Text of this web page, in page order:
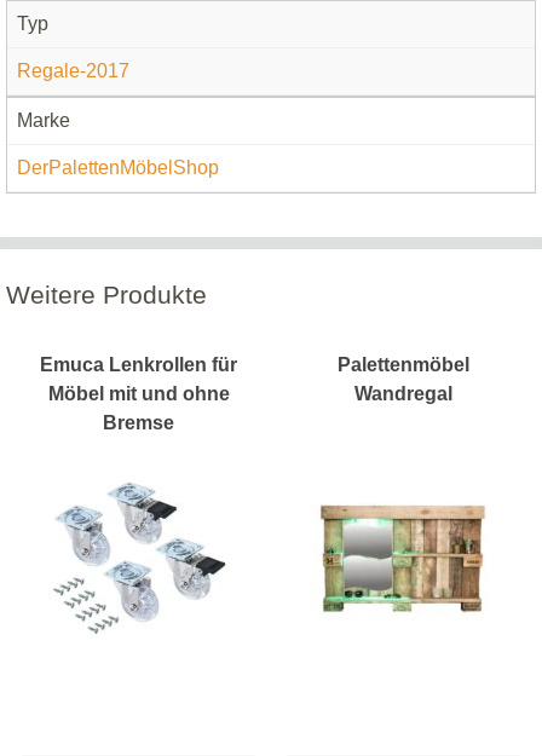
Typ
Regale-2017
Marke
DerPalettenMöbelShop
Weitere Produkte
Emuca Lenkrollen für
Möbel mit und ohne
Bremse
Palettenmöbel
Wandregal